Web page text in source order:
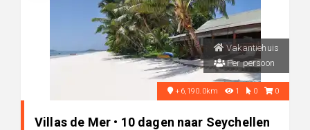
Vakantiehuis
Per persoon
+6,190.0km 1 0 0
Villas de Mer • 10 dagen naar Seychellen